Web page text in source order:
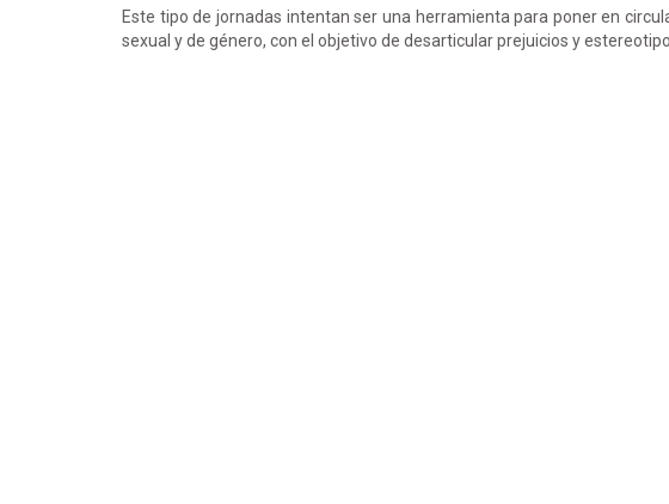
Este tipo de jornadas intentan ser una herramienta para poner en
sexual y de género, con el objetivo de desarticular prejuicios y